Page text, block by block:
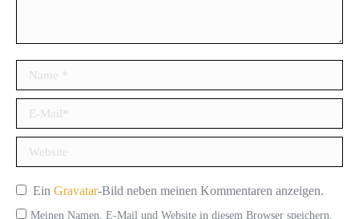
EinGravatar-Bild neben meinen Kommentaren anzeigen.
Meinen Namen, E-Mail und Website in diesem Browser speichern,